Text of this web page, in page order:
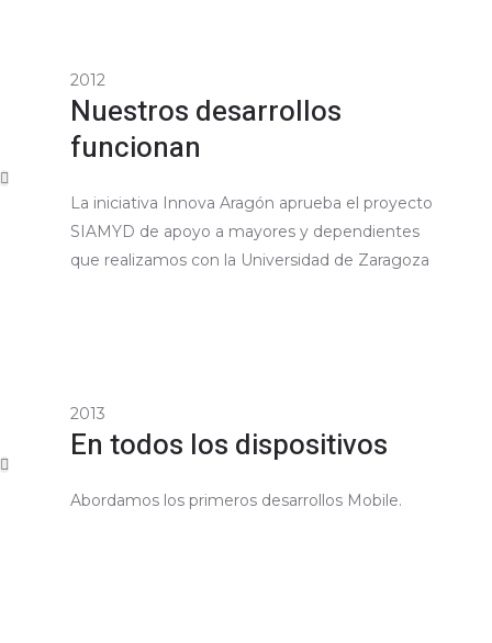
2012
Nuestros desarrollos
funcionan
La iniciativa Innova Aragón aprueba el proyecto
SIAMYD de apoyo a mayores y dependientes
que realizamos con la Universidad de Zaragoza
2013
En todos los dispositivos
Abordamos los primeros desarrollos Mobile.